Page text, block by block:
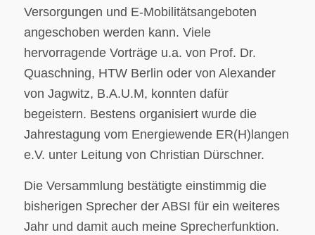
Versorgungen und E-Mobilitätsangeboten
angeschoben werden kann. Viele
hervorragende Vorträge u.a. von Prof. Dr.
Quaschning, HTW Berlin oder von Alexander
von Jagwitz, B.A.U.M, konnten dafür
begeistern. Bestens organisiert wurde die
Jahrestagung vom Energiewende ER(H)langen
e.V. unter Leitung von Christian Dürschner.
Die Versammlung bestätigte einstimmig die
bisherigen Sprecher der ABSI für ein weiteres
Jahr und damit auch meine Sprecherfunktion.